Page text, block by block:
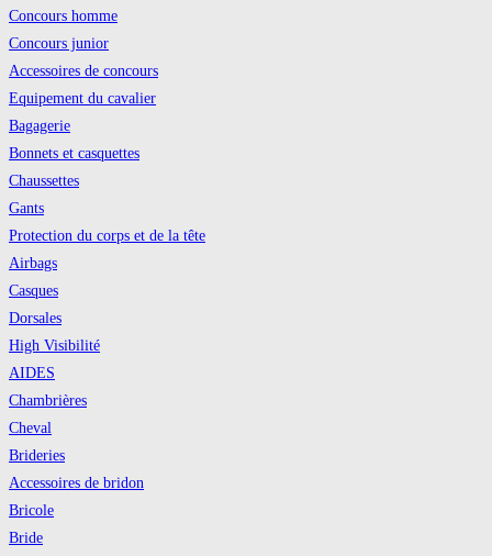
Concours homme
Concours junior
Accessoires de concours
Equipement du cavalier
Bagagerie
Bonnets et casquettes
Chaussettes
Gants
Protection du corps et de la tête
Airbags
Casques
Dorsales
High Visibilité
AIDES
Chambrières
Cheval
Brideries
Accessoires de bridon
Bricole
Bride